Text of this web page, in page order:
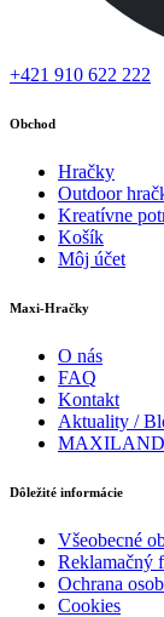
+421 910 622 222
Obchod
Hračky
Outdoor
Kreatívne
Košík
Môj účet
Maxi-Hračky
O nás
FAQ
Kontakt
Aktuality /
MAXILAND
Dôležité informácie
Všeobecné
Reklamačný
Ochrana
Cookies